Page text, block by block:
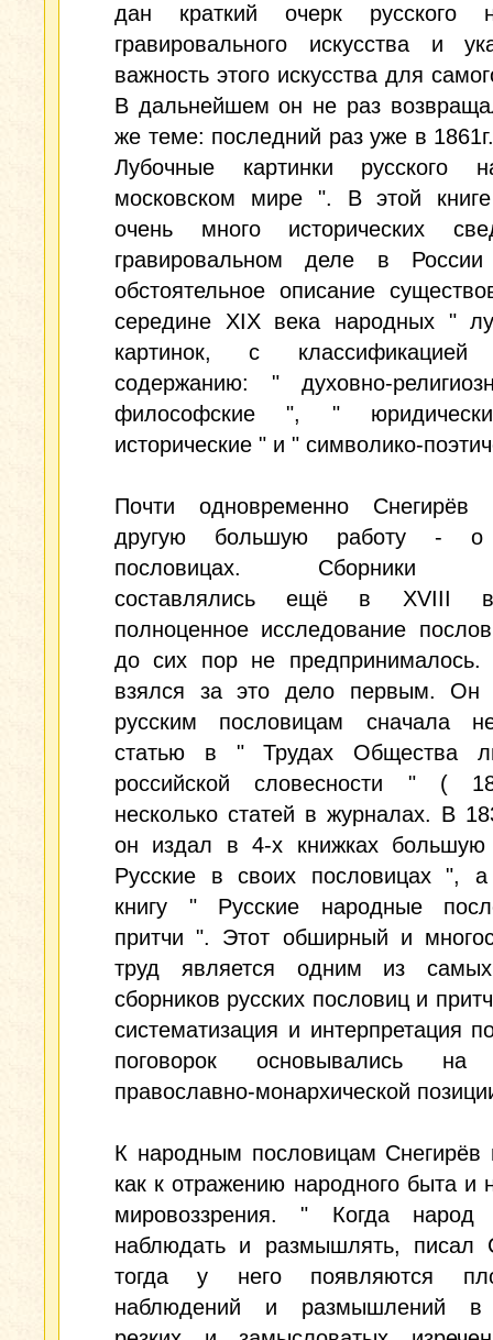
дан краткий очерк русского
гравировального искусства и
важность этого искусства для
В дальнейшем он не раз
же теме: последний раз уже в
Лубочные картинки русского
московском мире ". В этой
очень много исторических
гравировальном деле в
обстоятельное описание
середине XIX века народных "
картинок, с
содержанию: " духовно-
философские ", "
исторические " и " символико-
Почти одновременно
другую большую работу - о
пословицах. Сборники
составлялись ещё в XVIII
полноценное исследование
до сих пор не предпринималось.
взялся за это дело первым. Он
русским пословицам сначала
статью в " Трудах Общества
российской словесности " (
несколько статей в журналах. В
он издал в 4-х книжках большую
Русские в своих пословицах ",
книгу " Русские народные
притчи ". Этот обширный и
труд является одним из
сборников русских пословиц и
систематизация и интерпретация
поговорок основывались на
православно-монархической
К народным пословицам Снегирёв
как к отражению народного быта и
мировоззрения. " Когда народ
наблюдать и размышлять, писал
тогда у него появляются
наблюдений и размышлений в